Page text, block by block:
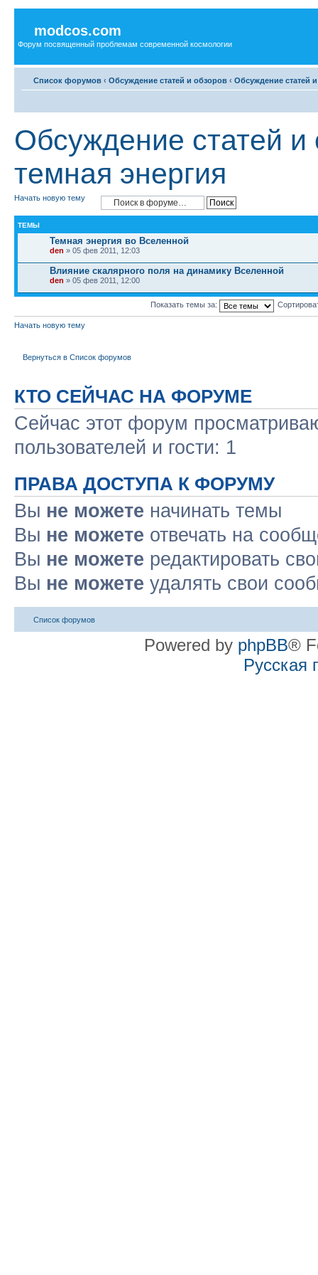
modcos.com
Форум посвященный проблемам современной космологии
Список форумов ‹ Обсуждение статей и обзоров ‹ Обсуждение статей
Обсуждение статей и
темная энергия
Начать новую тему
ТЕМЫ
Темная энергия во Вселенной
den » 05 фев 2011, 12:03
Влияние скалярного поля на динамику Вселенной
den » 05 фев 2011, 12:00
Показать темы за:
Начать новую тему
Вернуться в Список форумов
КТО СЕЙЧАС НА ФОРУМЕ
Сейчас этот форум
пользователей и гости: 1
ПРАВА ДОСТУПА К ФОРУМУ
Вы не можете начинать темы
Вы не можете отвечать на
Вы не можете редактировать
Вы не можете удалять свои
Список форумов
Powered by phpBB®
Русская